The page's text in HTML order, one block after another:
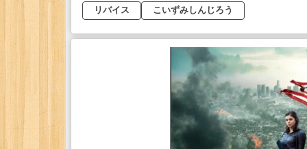
リバイス こいずみしんじろう